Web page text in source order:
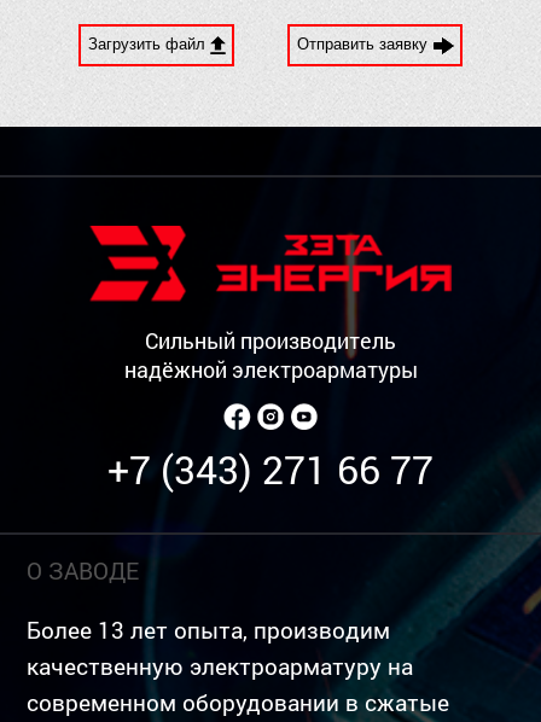
Загрузить файл Отправить заявку
Сильный производитель
надёжной электроарматуры
+7 (343) 271 66 77
О ЗАВОДЕ
Более 13 лет опыта, производим
качественную электроарматуру на
современном оборудовании в сжатые